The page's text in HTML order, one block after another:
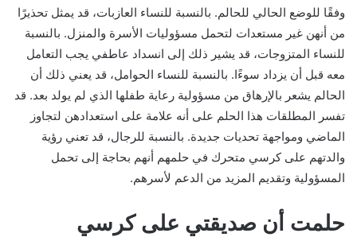
وفقًا للوضع الحالي للحالم. بالنسبة للنساء العازبات، قد يمثل تحذيرًا
من أنهن غير مستعدات لتحمل مسؤوليات الأسرة والمنزل. بالنسبة
للنساء المتزوجات، قد يشير ذلك إلى انسداد عاطفي يجب التعامل
معه قبل أن يزداد سوءًا. بالنسبة للنساء الحوامل، قد يعني ذلك أن
الحالم يشعر بالإرهاق من مسؤولية رعاية طفلها الذي لم يولد بعد. قد
تفسر المطلقات هذا الحلم على أنه علامة على استعدادهن لتجاوز
الماضي ومواجهة تحديات جديدة. بالنسبة للرجال، قد تعني رؤية
والدتهم على كرسي متحرك في حلمهم أنهم بحاجة إلى تحمل
المسؤولية وتقديم المزيد من الدعم لأسرهم.
حلمت أن صديقتي على كرسي